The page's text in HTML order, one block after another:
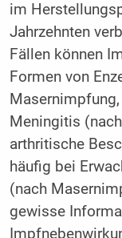
im
Jahrzehnten
Fällen können
Formen von
Meningitis
arthritische
häufig bei
(nach
gewisse